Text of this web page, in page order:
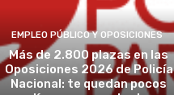
EMPLEO PÚBLICO Y OPOSICIONES
Más de 2.800 plazas en las
Oposiciones 2026 de Policía
Nacional: te quedan pocos